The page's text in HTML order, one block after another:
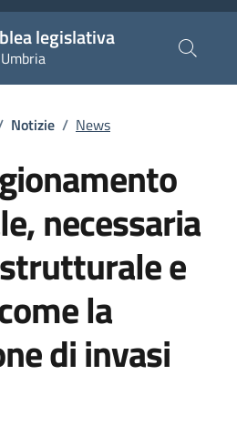
legislativa
Notizie / News
necessaria
e
la
di invasi